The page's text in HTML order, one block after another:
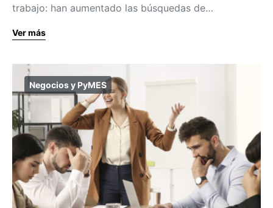
trabajo: han aumentado las búsquedas de…
Ver más
Negocios y PyMES